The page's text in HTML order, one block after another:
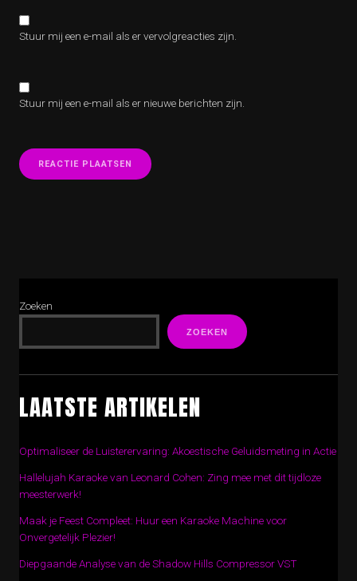
Stuur mij een e-mail als er vervolgreacties zijn.
Stuur mij een e-mail als er nieuwe berichten zijn.
Zoeken
ZOEKEN
LAATSTE ARTIKELEN
Optimaliseer de Luisterervaring: Akoestische Geluidsmeting in Actie
Hallelujah Karaoke van Leonard Cohen: Zing mee met dit tijdloze
meesterwerk!
Maak je Feest Compleet: Huur een Karaoke Machine voor
Onvergetelijk Plezier!
Diepgaande Analyse van de Shadow Hills Compressor VST